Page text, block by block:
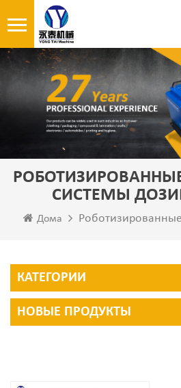
СИСТЕМЫ
Дома
КАТЕГОРИИ
НОВЫЕ ПРОДУКТЫ